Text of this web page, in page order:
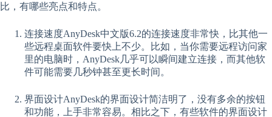
比，有哪些亮点和特点。
连接速度AnyDesk中文版6.2的连接速度非常快，比其他一
些远程桌面软件要快上不少。比如，当你需要远程访问家
里的电脑时，AnyDesk几乎可以瞬间建立连接，而其他软
件可能需要几秒钟甚至更长时间。
界面设计AnyDesk的界面设计简洁明了，没有多余的按钮
和功能，上手非常容易。相比之下，有些软件的界面设计